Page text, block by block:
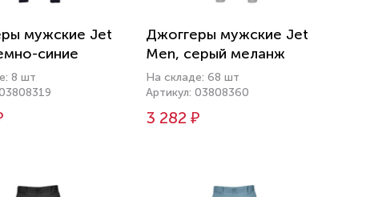
мужские Jet
синие
8 шт
Джоггеры мужские Jet
Men, серый меланж
На складе: 68 шт
Артикул: 03808360
3 282 ₽